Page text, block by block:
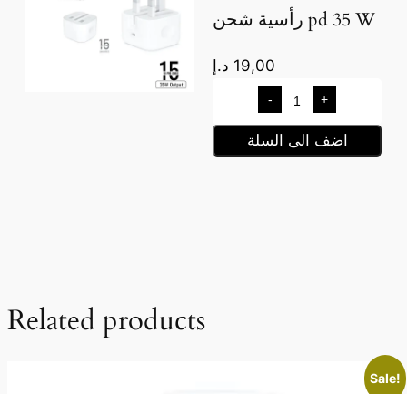
رأسية شحن pd 35 W
19,00 د.إ
- +
اضف الى السلة
Related products
Sale!